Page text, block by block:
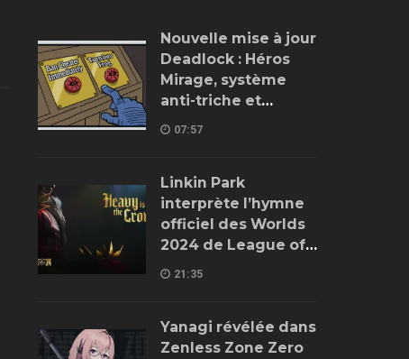
Nouvelle mise à jour
Deadlock : Héros
Mirage, système
anti-triche et
améliorations de
07:57
Linkin Park
interprète l’hymne
officiel des Worlds
2024 de League of
Legends
21:35
Yanagi révélée dans
Zenless Zone Zero